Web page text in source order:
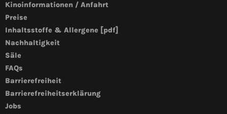
Kinoinformationen / Anfahrt
Preise
Inhaltsstoffe & Allergene [pdf]
Nachhaltigkeit
Säle
FAQs
Barrierefreiheit
Barrierefreiheitserklärung
Jobs